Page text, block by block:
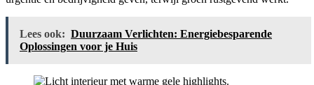
Lees ook: Duurzaam Verlichten: Energiebesparende
Oplossingen voor je Huis